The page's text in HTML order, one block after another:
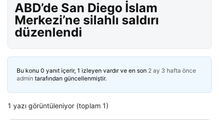
ABD’de San Diego İslam
Merkezi’ne silahlı saldırı
düzenlendi
Bu konu 0 yanıt içerir, 1 izleyen vardır ve en son 2 ay 3 hafta önce
admin tarafından güncellenmiştir.
1 yazı görüntüleniyor (toplam 1)